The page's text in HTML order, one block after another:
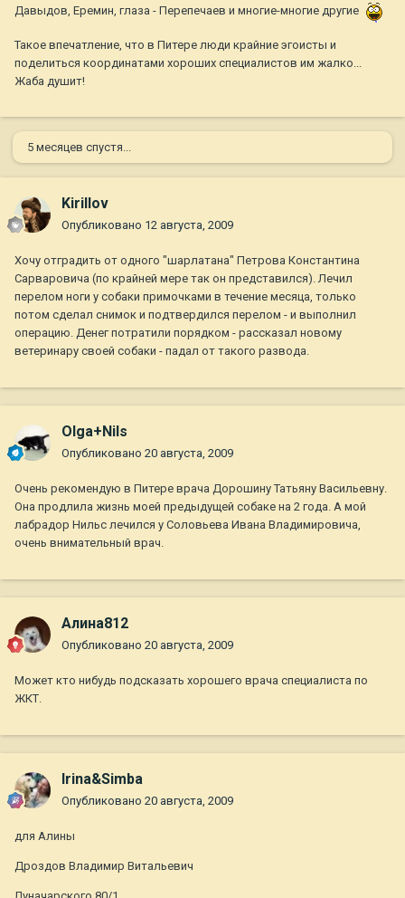
Давыдов, Еремин, глаза - Перепечаев и многие-многие другие
Такое впечатление, что в Питере люди крайние эгоисты и
поделиться координатами хороших специалистов им жалко...
Жаба душит!
5 месяцев спустя...
Kirillov
Опубликовано 12 августа, 2009
Хочу отградить от одного "шарлатана" Петрова Константина
Сарваровича (по крайней мере так он представился). Лечил
перелом ноги у собаки примочками в течение месяца, только
потом сделал снимок и подтвердился перелом - и выполнил
операцию. Денег потратили порядком - рассказал новому
ветеринару своей собаки - падал от такого развода.
Olga+Nils
Опубликовано 20 августа, 2009
Очень рекомендую в Питере врача Дорошину Татьяну Васильевну.
Она продлила жизнь моей предыдущей собаке на 2 года. А мой
лабрадор Нильс лечился у Соловьева Ивана Владимировича,
очень внимательный врач.
Алина812
Опубликовано 20 августа, 2009
Может кто нибудь подсказать хорошего врача специалиста по
ЖКТ.
Irina&Simba
Опубликовано 20 августа, 2009
для Алины
Дроздов Владимир Витальевич